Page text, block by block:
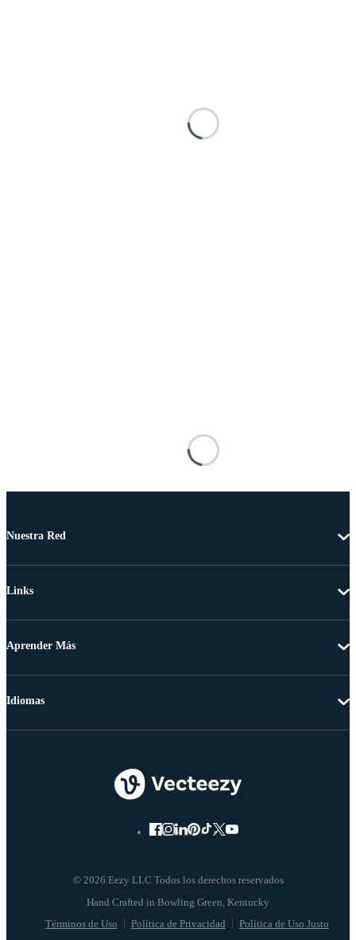
Nuestra Red
Links
Aprender Más
© 2026 Eezy LLC Todos los derechos reservados
Términos de Uso Política de Privacidad Política de Uso Justo
Idiomas